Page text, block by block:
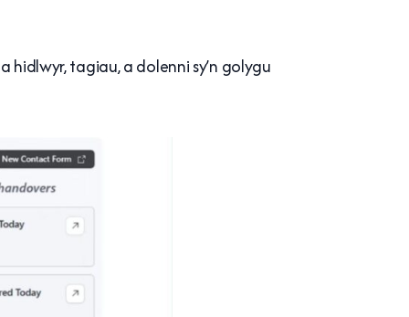
tagiau, a dolenni sy’n golygu